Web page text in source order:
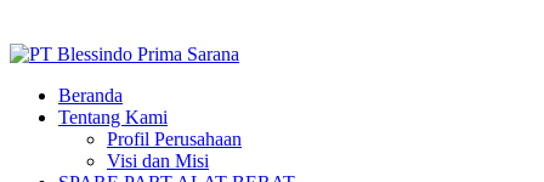
Beranda
Tentang Kami
Profil Perusahaan
Visi dan Misi